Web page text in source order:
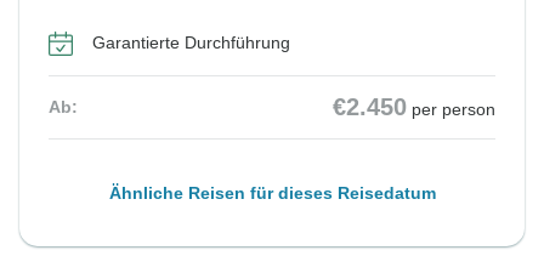
Garantierte Durchführung
Ab: €2.450 per person
Ähnliche Reisen für dieses Reisedatum